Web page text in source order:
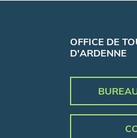
OFFICE DE
D'ARDENNE